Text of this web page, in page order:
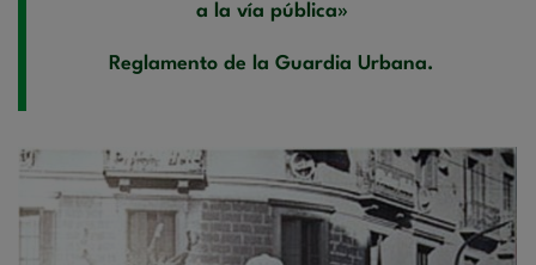
a la vía pública»
Reglamento de la Guardia Urbana.